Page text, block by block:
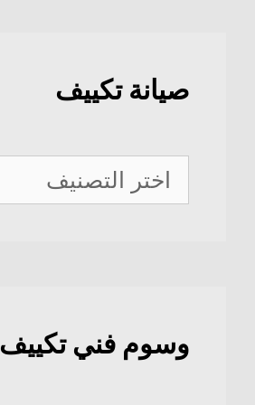
صيانة تكييف
صيانة
تكييف
وسوم فني تكييف